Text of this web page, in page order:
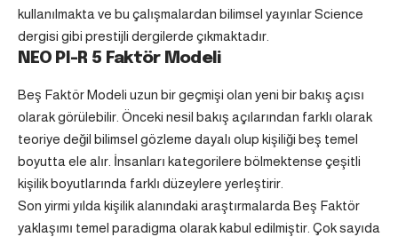
kullanılmakta ve bu çalışmalardan bilimsel yayınlar Science
dergisi gibi prestijli dergilerde çıkmaktadır.
NEO PI-R 5 Faktör Modeli
Beş Faktör Modeli uzun bir geçmişi olan yeni bir bakış açısı
olarak görülebilir. Önceki nesil bakış açılarından farklı olarak
teoriye değil bilimsel gözleme dayalı olup kişiliği beş temel
boyutta ele alır. İnsanları kategorilere bölmektense çeşitli
kişilik boyutlarında farklı düzeylere yerleştirir.
Son yirmi yılda kişilik alanındaki araştırmalarda Beş Faktör
yaklaşımı temel paradigma olarak kabul edilmiştir. Çok sayıda